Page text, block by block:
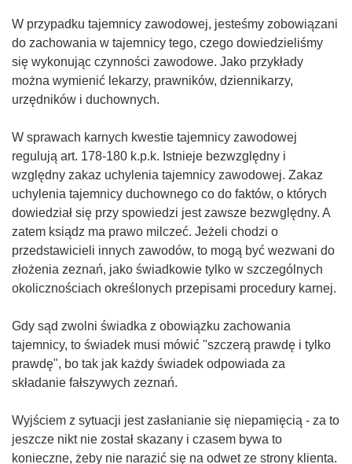
W przypadku tajemnicy zawodowej, jesteśmy zobowiązani
do zachowania w tajemnicy tego, czego dowiedzieliśmy
się wykonując czynności zawodowe. Jako przykłady
można wymienić lekarzy, prawników, dziennikarzy,
urzędników i duchownych.
W sprawach karnych kwestie tajemnicy zawodowej
regulują art. 178-180 k.p.k. Istnieje bezwzględny i
względny zakaz uchylenia tajemnicy zawodowej. Zakaz
uchylenia tajemnicy duchownego co do faktów, o których
dowiedział się przy spowiedzi jest zawsze bezwględny. A
zatem ksiądz ma prawo milczeć. Jeżeli chodzi o
przedstawicieli innych zawodów, to mogą być wezwani do
złożenia zeznań, jako świadkowie tylko w szczególnych
okolicznościach określonych przepisami procedury karnej.
Gdy sąd zwolni świadka z obowiązku zachowania
tajemnicy, to świadek musi mówić "szczerą prawdę i tylko
prawdę", bo tak jak każdy świadek odpowiada za
składanie fałszywych zeznań.
Wyjściem z sytuacji jest zasłanianie się niepamięcią - za to
jeszcze nikt nie został skazany i czasem bywa to
konieczne, żeby nie narazić się na odwet ze strony klienta.